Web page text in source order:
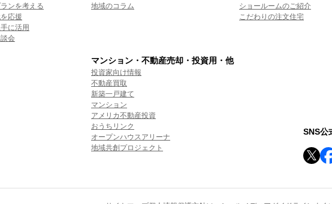
ンを考える
応援
に活用
会
地域のコラム
ショールームのご紹介
こだわりの注文住宅
マンション・不動産売却・投資用・他
投資家向け情報
不動産買取
新築一戸建て
マンション
アメリカ不動産投資
おうちリンク
オープンハウスアリーナ
地域共創プロジェクト
SNS公